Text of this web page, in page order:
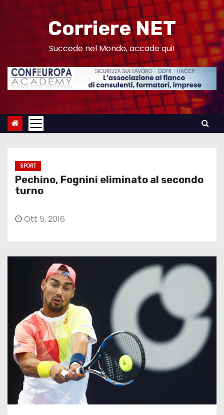
n
Corriere NET
Succede nel Mondo, accade qui!
SPORT
Pechino, Fognini eliminato al secondo
turno
Ott 5, 2016